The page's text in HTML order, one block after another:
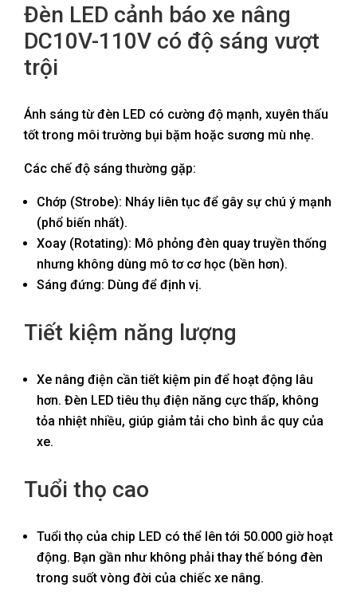
Đèn LED cảnh báo xe nâng
DC10V-110V có độ sáng vượt
trội
Ánh sáng từ đèn LED có cường độ mạnh, xuyên thấu
tốt trong môi trường bụi bặm hoặc sương mù nhẹ.
Các chế độ sáng thường gặp:
Chớp (Strobe): Nháy liên tục để gây sự chú ý mạnh
(phổ biến nhất).
Xoay (Rotating): Mô phỏng đèn quay truyền thống
nhưng không dùng mô tơ cơ học (bền hơn).
Sáng đứng: Dùng để định vị.
Tiết kiệm năng lượng
Xe nâng điện cần tiết kiệm pin để hoạt động lâu
hơn. Đèn LED tiêu thụ điện năng cực thấp, không
tỏa nhiệt nhiều, giúp giảm tải cho bình ắc quy của
xe.
Tuổi thọ cao
Tuổi thọ của chip LED có thể lên tới 50.000 giờ hoạt
động. Bạn gần như không phải thay thế bóng đèn
trong suốt vòng đời của chiếc xe nâng.